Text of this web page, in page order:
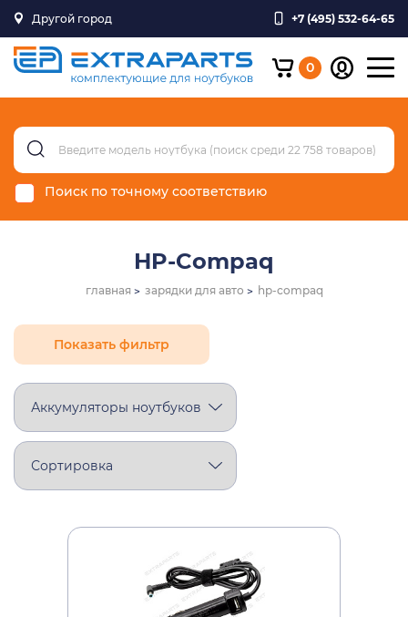
Другой город +7 (495) 532-64-65
0
Поиск по точному соответствию
HP-Compaq
главная зарядки для авто hp-compaq
Показать фильтр